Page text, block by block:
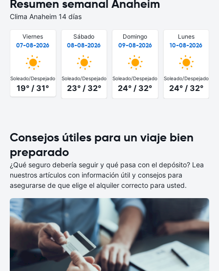
Resumen semanal Anaheim
Clima Anaheim 14 días
Viernes
07-08-2026
Soleado/Despejado
19° / 31°
Sábado
08-08-2026
Soleado/Despejado
23° / 32°
Domingo
09-08-2026
Soleado/Despejado
24° / 32°
Lunes
10-08-2026
Soleado/Despejado
24° / 32°
Consejos útiles para un viaje bien
preparado
¿Qué seguro debería seguir y qué pasa con el depósito? Lea
nuestros artículos con información útil y consejos para
asegurarse de que elige el alquiler correcto para usted.